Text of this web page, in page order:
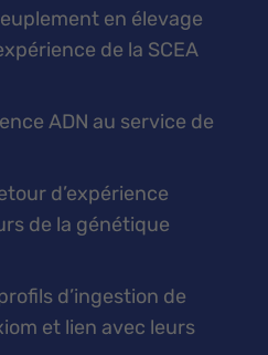
en élevage
de la SCEA
ADN au service de
d’expérience
de la génétique
d’ingestion de
et lien avec leurs